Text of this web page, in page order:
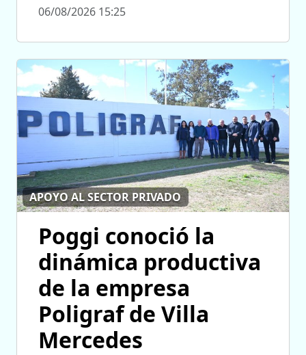
06/08/2026 15:25
APOYO AL SECTOR PRIVADO
Poggi conoció la
dinámica productiva
de la empresa
Poligraf de Villa
Mercedes